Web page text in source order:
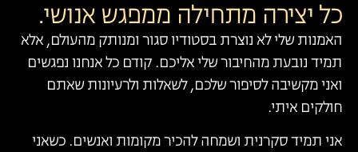
כל יצירה מתחילה ממפגש אנושי.
האמנות שלי לא נוצרת בסטודיו סגור ומנותק מהעולם, אלא
תמיד נובעת מהחיבור שלי אליכם. קודם כל אנחנו נפגשים
ואני מקשיבה לסיפור שלכם, לשאלות ולרעיונות שאתם
חולקים איתי.
אני תמיד סקרנית ושמחה להכיר מקומות ואנשים. כשאני